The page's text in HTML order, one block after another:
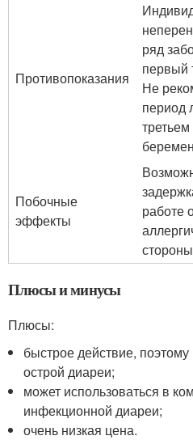
Противопоказания
ряд
первый
Не
период
Побочные
эффекты
работе
Плюсы и минусы
Плюсы:
быстрое действие,
острой диареи;
может использоваться в
инфекционной диареи;
очень низкая цена.